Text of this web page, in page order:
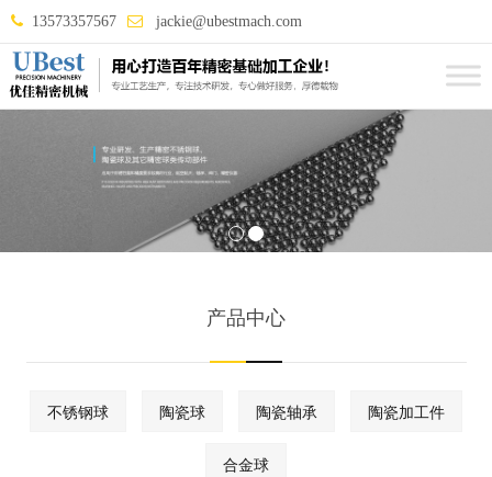
13573357567 jackie@ubestmach.com
产品中心
不锈钢球 陶瓷球 陶瓷轴承 陶瓷加工件
合金球